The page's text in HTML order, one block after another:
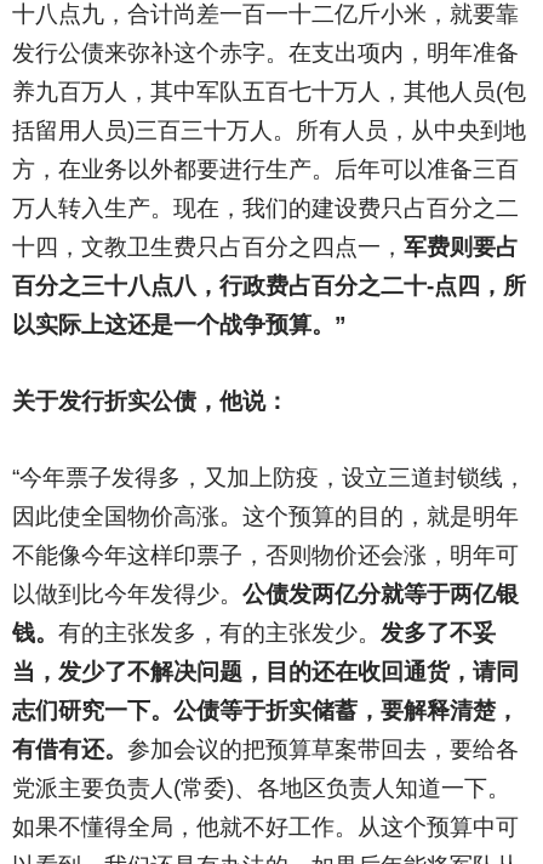
十八点九，合计尚差一百一十二亿斤小米，就要靠
发行公债来弥补这个赤字。在支出项内，明年准备
养九百万人，其中军队五百七十万人，其他人员(包
括留用人员)三百三十万人。所有人员，从中央到地
方，在业务以外都要进行生产。后年可以准备三百
万人转入生产。现在，我们的建设费只占百分之二
十四，文教卫生费只占百分之四点一， 军费则要占
百分之三十八点八，行政费占百分之二十-点四，所
以实际上这还是一个战争预算。”
关于发行折实公债，他说：
“今年票子发得多，又加上防疫，设立三道封锁线，
因此使全国物价高涨。这个预算的目的，就是明年
不能像今年这样印票子，否则物价还会涨，明年可
以做到比今年发得少。 公债发两亿分就等于两亿银
钱。 有的主张发多，有的主张发少。 发多了不妥
当，发少了不解决问题，目的还在收回通货，请同
志们研究一下。公债等于折实储蓄，要解释清楚，
有借有还。 参加会议的把预算草案带回去，要给各
党派主要负责人(常委)、各地区负责人知道一下。
如果不懂得全局，他就不好工作。从这个预算中可